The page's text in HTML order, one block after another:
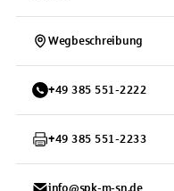
Wegbeschreibung
+49 385 551-2222
+49 385 551-2233
info@spk-m-sn.de